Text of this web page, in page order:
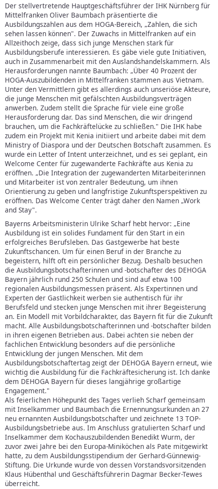
Der stellvertretende Hauptgeschäftsführer der IHK Nürnberg für
Mittelfranken Oliver Baumbach präsentierte die
Ausbildungszahlen aus dem HOGA-Bereich, „Zahlen, die sich
sehen lassen können". Der Zuwachs in Mittelfranken auf ein
Allzeithoch zeige, dass sich junge Menschen stark für
Ausbildungsberufe interessieren. Es gäbe viele gute Initiativen,
auch in Zusammenarbeit mit den Auslandshandelskammern. Als
Herausforderungen nannte Baumbach: „Über 40 Prozent der
HOGA-Auszubildenden in Mittelfranken stammen aus Vietnam.
Unter den Vermittlern gibt es allerdings auch unseriöse Akteure,
die junge Menschen mit gefälschten Ausbildungsverträgen
anwerben. Zudem stellt die Sprache für viele eine große
Herausforderung dar. Das sind Menschen, die wir dringend
brauchen, um die Fachkräftelücke zu schließen." Die IHK habe
zudem ein Projekt mit Kenia initiiert und arbeite dabei mit dem
Ministry of Diaspora und der Deutschen Botschaft zusammen. Es
wurde ein Letter of Intent unterzeichnet, und es sei geplant, ein
Welcome Center für zugewanderte Fachkräfte aus Kenia zu
eröffnen. „Die Integration der zugewanderten Mitarbeiterinnen
und Mitarbeiter ist von zentraler Bedeutung, um ihnen
Orientierung zu geben und langfristige Zukunftsperspektiven zu
eröffnen. Das Welcome Center trägt daher den Namen „Work
and Stay".
Bayerns Arbeitsministerin Ulrike Scharf hebt hervor: „Eine
Ausbildung ist ein solides Fundament für den Start in ein
erfolgreiches Berufsleben. Das Gastgewerbe hat beste
Zukunftschancen. Um für einen Beruf in der Branche zu
begeistern, hilft oft ein persönlicher Bezug. Deshalb besuchen
die Ausbildungsbotschafterinnen und -botschafter des DEHOGA
Bayern jährlich rund 250 Schulen und sind auf etwa 100
regionalen Ausbildungsmessen präsent. Als Expertinnen und
Experten der Gastlichkeit werben sie authentisch für ihr
Berufsfeld und stecken junge Menschen mit ihrer Begeisterung
an. Ein Modell mit Vorbildcharakter, das Bayern fit für die Zukunft
macht. Alle Ausbildungsbotschafterinnen und -botschafter bilden
in ihren eigenen Betrieben aus. Dabei achten sie neben der
fachlichen Entwicklung besonders auf die persönliche
Entwicklung der jungen Menschen. Mit dem
Ausbildungsbotschaftertag zeigt der DEHOGA Bayern erneut, wie
wichtig die Ausbildung für die Fachkräftesicherung ist. Ich danke
dem DEHOGA Bayern für dieses langjährige großartige
Engagement."
Als feierlichen Höhepunkt des Tages verlieh Scharf gemeinsam
mit Inselkammer und Baumbach die Ernennungsurkunden an 27
neu ernannten Ausbildungsbotschafter und zeichnete 13 TOP-
Ausbildungsbetriebe aus. Im Anschluss gratulierten Scharf und
Inselkammer dem Kochauszubildenden Benedikt Wurm, der
zuvor zwei Jahre bei den Europa-Miniköchen als Pate mitgewirkt
hatte, zu dem Ausbildungsstipendium der Gerhard-Günnewig-
Stiftung. Die Urkunde wurde von dessen Vorstandsvorsitzenden
Klaus Hübenthal und Geschäftsführerin Dagmar Becker-Tewes
überreicht.